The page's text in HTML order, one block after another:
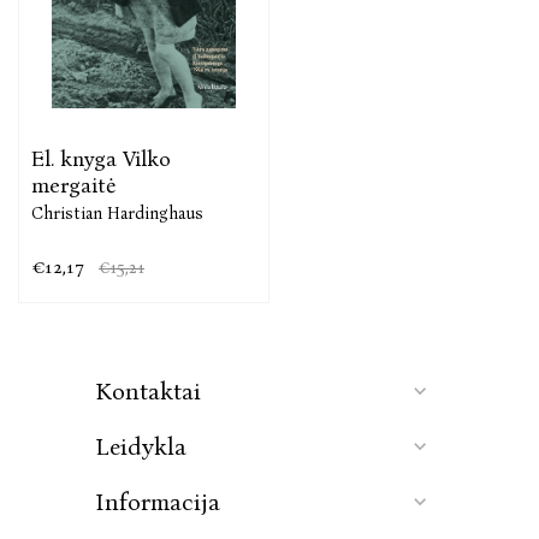
El. knyga Vilko
mergaitė
Christian Hardinghaus
€12,17 €15,21
Kontaktai
Leidykla
Informacija